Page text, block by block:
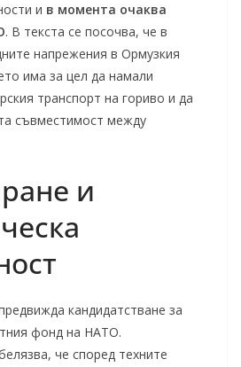
и в момента очаква
. В текста се посочва, че в
напрежения в Ормузкия
има за цел да намали
транспорт на гориво и да
съвместимост между
и
кандидатстване за
фонд на НАТО.
че според техните